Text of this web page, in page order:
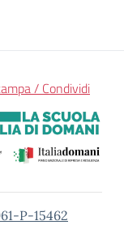
/ Condividi
P-15462